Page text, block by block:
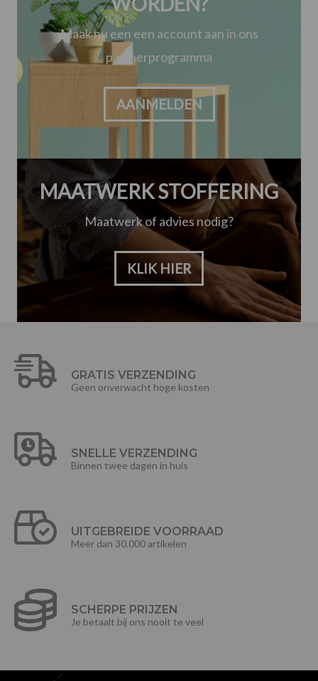
Maak nu een een account aan in ons
partnerprogramma
AANMELDEN
MAATWERK STOFFERING
Maatwerk of advies nodig?
KLIK HIER
GRATIS VERZENDING
Geen onverwacht hoge kosten
SNELLE VERZENDING
Binnen twee dagen in huis
UITGEBREIDE VOORRAAD
Meer dan 30.000 artikelen
SCHERPE PRIJZEN
Je betaalt bij ons nooit te veel